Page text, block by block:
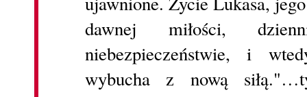
dawnej miłości,
niebezpieczeństwie, i
wybucha z nową